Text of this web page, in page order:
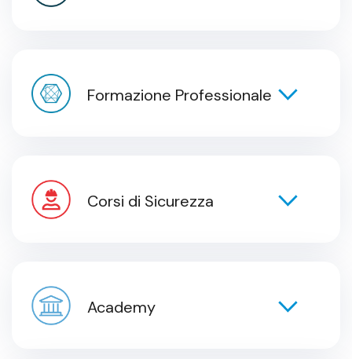
Formazione Professionale
Corsi di Sicurezza
Academy